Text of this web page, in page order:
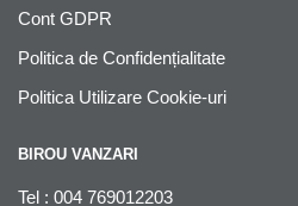
Cont GDPR
Politica de Confidențialitate
Politica Utilizare Cookie-uri
BIROU VANZARI
Tel : 004 769012203